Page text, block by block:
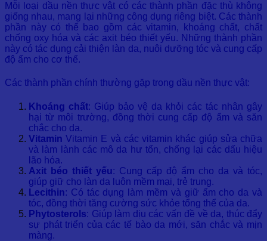
Mỗi loại dầu nền thực vật có các thành phần đặc thù không
giống nhau, mang lại những công dụng riêng biệt. Các thành
phần này có thể bao gồm các vitamin, khoáng chất, chất
chống oxy hóa và các axit béo thiết yếu. Những thành phần
này có tác dụng cải thiện làn da, nuôi dưỡng tóc và cung cấp
độ ẩm cho cơ thể.
Các thành phần chính thường gặp trong dầu nền thực vật:
Khoáng chất: Giúp bảo vệ da khỏi các tác nhân gây
hại từ môi trường, đồng thời cung cấp độ ẩm và săn
chắc cho da.
VitaminVitamin E và các vitamin khác giúp sửa chữa
và làm lành các mô da hư tổn, chống lại các dấu hiệu
lão hóa.
Axit béo thiết yếu: Cung cấp độ ẩm cho da và tóc,
giúp giữ cho làn da luôn mềm mại, trẻ trung.
Lecithin: Có tác dụng làm mềm và giữ ẩm cho da và
tóc, đồng thời tăng cường sức khỏe tổng thể của da.
Phytosterols: Giúp làm dịu các vấn đề về da, thúc đẩy
sự phát triển của các tế bào da mới, săn chắc và mịn
màng.